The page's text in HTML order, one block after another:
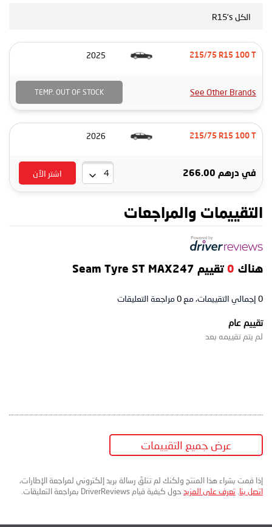
الكل R15's
215/75 R15 100 T
2025
See Other Brands
TEMP. OUT OF STOCK
215/75 R15 100 T
2026
في درهم 266.00 اشتر الآن
التقييمات والمراجعات
هناك 0 تقييم Seam Tyre ST MAX247
0 إجمالي التقييمات، مع0 مراجعة التعليقات
تقييم عام
لم يتم تقييمه بعد
عرض جميع التقييمات
إذا قمت بشراء هذا المنتج ولكنك لم تتلقَ رسالة بريد إلكتروني لمراجعة الإطارات،
اتصل بنا. تعرف على المزيد حول كيفية قيام DriverReviews بمراجعة التعليقات.